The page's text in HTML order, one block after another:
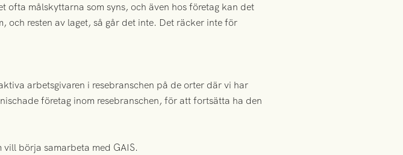
målskyttarna som syns, och även hos företag kan det
resten av laget, så går det inte. Det räcker inte för
arbetsgivaren i resebranschen på de orter där vi har
företag inom resebranschen, för att fortsätta ha den
börja samarbeta med GAIS.